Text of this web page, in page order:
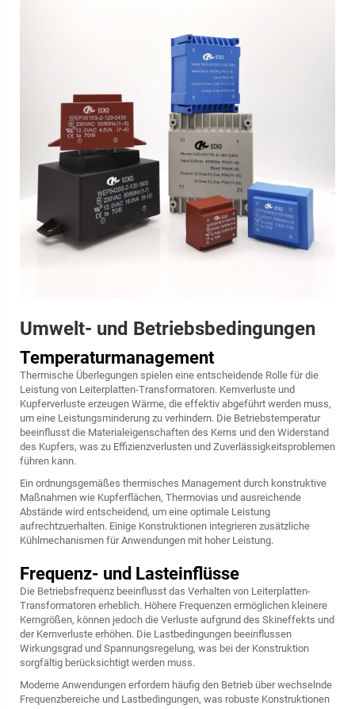
Umwelt- und Betriebsbedingungen
Temperaturmanagement
Thermische Überlegungen spielen eine entscheidende Rolle für die
Leistung von Leiterplatten-Transformatoren. Kernverluste und
Kupferverluste erzeugen Wärme, die effektiv abgeführt werden muss,
um eine Leistungsminderung zu verhindern. Die Betriebstemperatur
beeinflusst die Materialeigenschaften des Kerns und den Widerstand
des Kupfers, was zu Effizienzverlusten und Zuverlässigkeitsproblemen
führen kann.
Ein ordnungsgemäßes thermisches Management durch konstruktive
Maßnahmen wie Kupferflächen, Thermovias und ausreichende
Abstände wird entscheidend, um eine optimale Leistung
aufrechtzuerhalten. Einige Konstruktionen integrieren zusätzliche
Kühlmechanismen für Anwendungen mit hoher Leistung.
Frequenz- und Lasteinflüsse
Die Betriebsfrequenz beeinflusst das Verhalten von Leiterplatten-
Transformatoren erheblich. Höhere Frequenzen ermöglichen kleinere
Kerngrößen, können jedoch die Verluste aufgrund des Skineffekts und
der Kernverluste erhöhen. Die Lastbedingungen beeinflussen
Wirkungsgrad und Spannungsregelung, was bei der Konstruktion
sorgfältig berücksichtigt werden muss.
Moderne Anwendungen erfordern häufig den Betrieb über wechselnde
Frequenzbereiche und Lastbedingungen, was robuste Konstruktionen